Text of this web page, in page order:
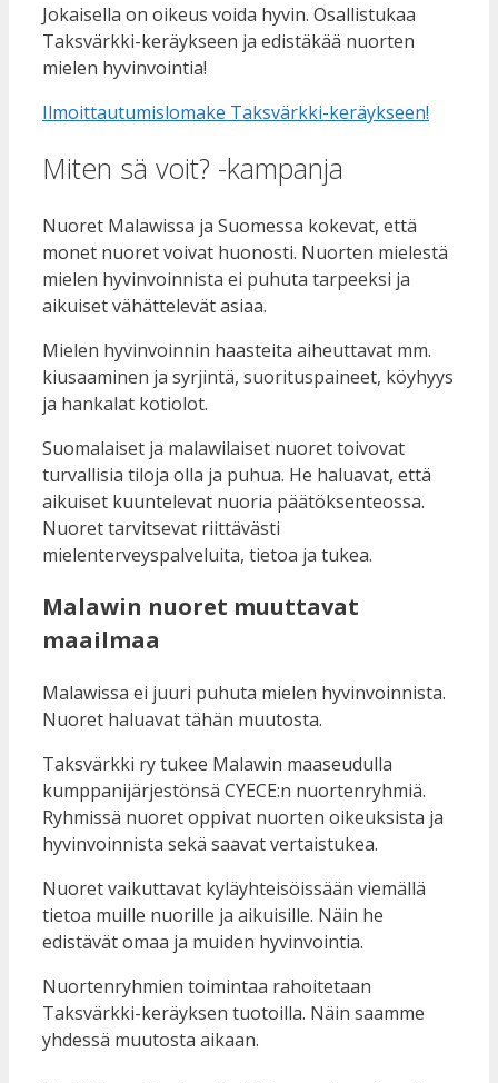
Jokaisella on oikeus voida hyvin. Osallistukaa
Taksvärkki-keräykseen ja edistäkää nuorten
mielen hyvinvointia!
Ilmoittautumislomake Taksvärkki-keräykseen!
Miten sä voit? -kampanja
Nuoret Malawissa ja Suomessa kokevat, että
monet nuoret voivat huonosti. Nuorten mielestä
mielen hyvinvoinnista ei puhuta tarpeeksi ja
aikuiset vähättelevät asiaa.
Mielen hyvinvoinnin haasteita aiheuttavat mm.
kiusaaminen ja syrjintä, suorituspaineet, köyhyys
ja hankalat kotiolot.
Suomalaiset ja malawilaiset nuoret toivovat
turvallisia tiloja olla ja puhua. He haluavat, että
aikuiset kuuntelevat nuoria päätöksenteossa.
Nuoret tarvitsevat riittävästi
mielenterveyspalveluita, tietoa ja tukea.
Malawin nuoret muuttavat
maailmaa
Malawissa ei juuri puhuta mielen hyvinvoinnista.
Nuoret haluavat tähän muutosta.
Taksvärkki ry tukee Malawin maaseudulla
kumppanijärjestönsä CYECE:n nuortenryhmiä.
Ryhmissä nuoret oppivat nuorten oikeuksista ja
hyvinvoinnista sekä saavat vertaistukea.
Nuoret vaikuttavat kyläyhteisöissään viemällä
tietoa muille nuorille ja aikuisille. Näin he
edistävät omaa ja muiden hyvinvointia.
Nuortenryhmien toimintaa rahoitetaan
Taksvärkki-keräyksen tuotoilla. Näin saamme
yhdessä muutosta aikaan.